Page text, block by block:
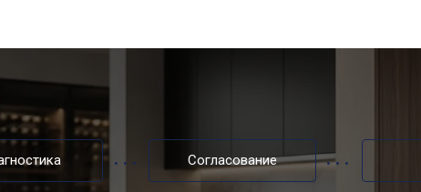
Согласование